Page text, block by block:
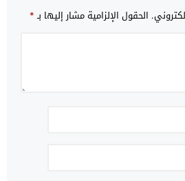
الحقول الإلزامية مشار إليها بـ*